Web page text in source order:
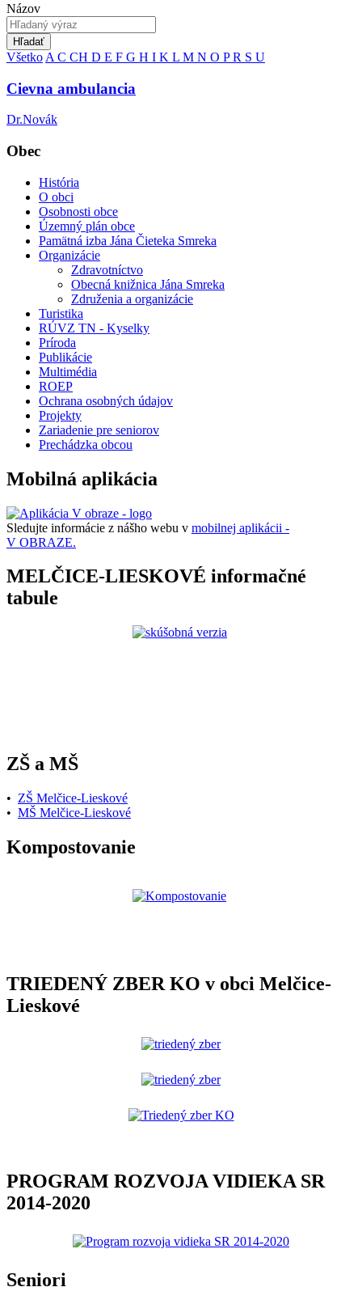
Názov
Hľadať
Všetko A C CH D E F G H I K L M N O PR S U
Cievna ambulancia
Dr.Novák
Obec
História
O obci
Osobnosti obce
Územný plán obce
Pamätná izba Jána Čieteka Smreka
Organizácie
Zdravotníctvo
Obecná knižnica Jána Smreka
Združenia a organizácie
Turistika
RÚVZ TN - Kyselky
Príroda
Publikácie
Multimédia
ROEP
Ochrana osobných údajov
Projekty
Zariadenie pre seniorov
Prechádzka obcou
Mobilná aplikácia
Sledujte informácie z nášho webu v mobilnej aplikácii -
V OBRAZE.
MELČICE-LIESKOVÉ informačné
tabule
ZŠ a MŠ
• ZŠ Melčice-Lieskové
• MŠ Melčice-Lieskové
Kompostovanie
TRIEDENÝ ZBER KO v obci Melčice-
Lieskové
PROGRAM ROZVOJA VIDIEKA SR
2014-2020
Seniori